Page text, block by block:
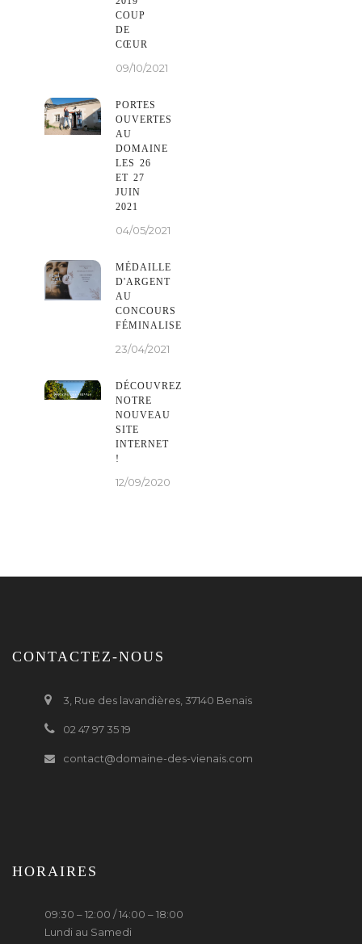
COUP
DE
CŒUR
09/10/2021
PORTES
OUVERTES
AU
DOMAINE
LES 26
ET 27
JUIN
2021
04/05/2021
MÉDAILLE
D'ARGENT
AU
CONCOURS
FÉMINALISE
23/04/2021
DÉCOUVREZ
NOTRE
NOUVEAU
SITE
INTERNET
!
12/09/2020
CONTACTEZ-NOUS
3, Rue des lavandières, 37140 Benais
02 47 97 35 19
contact@domaine-des-vienais.com
HORAIRES
09:30 – 12:00 / 14:00 – 18:00
Lundi au Samedi